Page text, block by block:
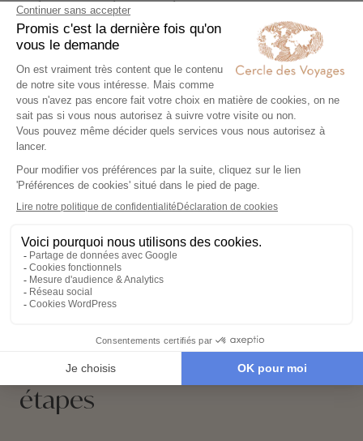
Falaises de Moher
Vous rêvez d’un dépaysement total au cœur de
paysages grandioses ? Offrez-vous un voyage aux
Falaises de Moher, une expérience unique en
Situées sur la côte ouest du pays, ces falaises
vertigineuses plongent dans l’océan Atlantique et
offrent un panorama spectaculaire. Un lieu
sensations fortes.
Lors de votre circuit, ne manquez pas la promenade le
long des falaises, entre O’Brien’s Tower et le Visitor
Centre. Le sentier côtier offre des vues
impressionnantes sur les falaises et les îles d’Aran au
loin. Ce voyage est idéal pour les amateurs de
Profitez également de votrevoyage aux Falaises de
allures lunaires, et les charmants villages typiques de
la région comme Doolin. Ces étapes ajoutent une
dimension culturelle et authentique à votre séjour.
Lire la suite
Votre voyage sur mesure en 4
étapes